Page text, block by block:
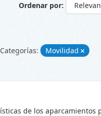
Ordenar por
Categorías: Movilidad
de los aparcamientos